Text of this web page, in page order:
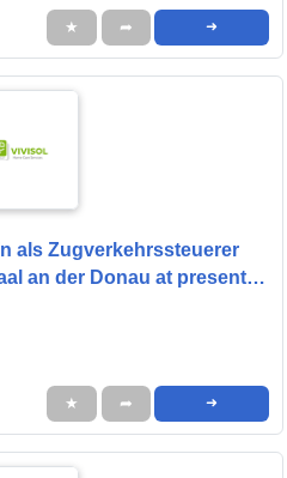
★ ➦ ➜
als Zugverkehrssteuerer
an der Donau at presented
★ ➦ ➜